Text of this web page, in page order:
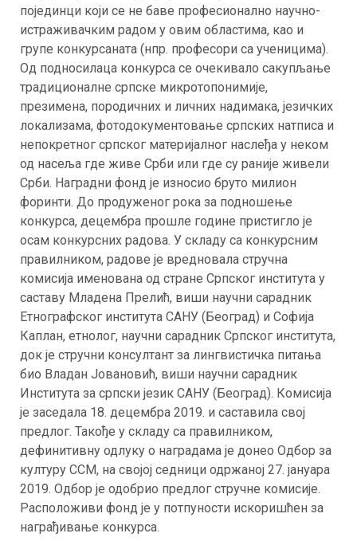
појединци који се не баве професионално научно-
истраживачким радом у овим областима, као и
групе конкурсаната (нпр. професори са ученицима).
Од подносилаца конкурса се очекивало сакупљање
традиционалне српске микротопонимије,
презимена, породичних и личних надимака, језичких
локализама, фотодокументовање српских натписа и
непокретног српског материјалног наслеђа у неком
од насеља где живе Срби или где су раније живели
Срби. Наградни фонд је износио бруто милион
форинти. До продуженог рока за подношење
конкурса, децембра прошле године пристигло је
осам конкурсних радова. У складу са конкурсним
правилником, радове је вредновала стручна
комисија именована од стране Српског института у
саставу Младена Прелић, виши научни сарадник
Етнографског института САНУ (Београд) и Софија
Каплан, етнолог, научни сарадник Српског института,
док је стручни консултант за лингвистичка питања
био Владан Јовановић, виши научни сарадник
Института за српски језик САНУ (Београд). Комисија
је заседала 18. децембра 2019. и саставила свој
предлог. Такође у складу са правилником,
дефинитивну одлуку о наградама је донео Одбор за
културу ССМ, на својој седници одржаној 27. јануара
2019. Одбор је одобрио предлог стручне комисије.
Расположиви фонд је у потпуности искоришћен за
награђивање конкурса.